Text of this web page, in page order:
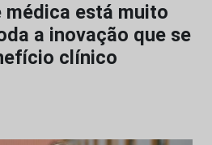
médica está muito
a inovação que se
clínico